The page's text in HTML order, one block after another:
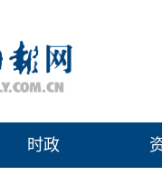
时政